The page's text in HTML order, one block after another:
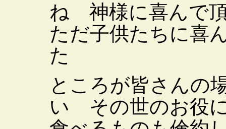
ね 神様に喜んで
ただ子供たちに喜
た
ところが皆さんの
い その世のお役